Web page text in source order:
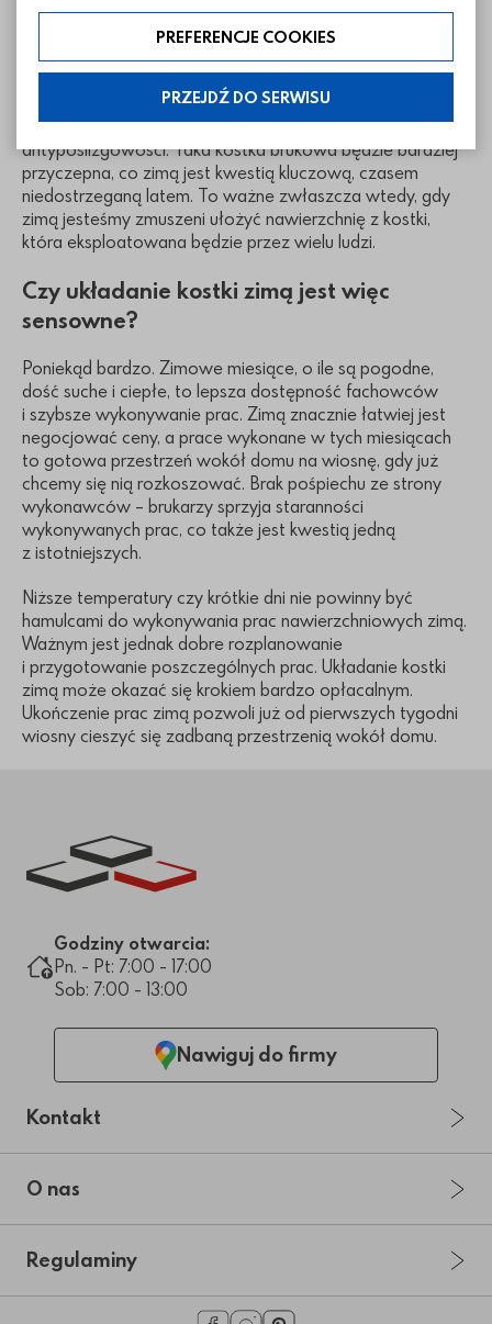
zakres klikając w „Preferencje cookies”. W każdej chwili
możesz modyfikować udzielone zgody w zakładce:
informacje i regulaminy — ustawienia cookies.
PREFERENCJE COOKIES
PRZEJDŹ DO SERWISU
uszczelniaczy i powłok zabezpieczających nawierzchnię.
Tego typu preparaty zwiększają mrozoodporność
nawierzchni.
Jeśli decydujesz się na układanie kostki brukowej zimą,
dobrze jest wybrać materiał o wysokim stopniu
antypoślizgowości. Taka kostka brukowa będzie bardziej
przyczepna, co zimą jest kwestią kluczową, czasem
niedostrzeganą latem. To ważne zwłaszcza wtedy, gdy
zimą jesteśmy zmuszeni ułożyć nawierzchnię z kostki,
która eksploatowana będzie przez wielu ludzi.
Czy układanie kostki zimą jest więc
sensowne?
Poniekąd bardzo. Zimowe miesiące, o ile są pogodne,
dość suche i ciepłe, to lepsza dostępność fachowców
i szybsze wykonywanie prac. Zimą znacznie łatwiej jest
negocjować ceny, a prace wykonane w tych miesiącach
to gotowa przestrzeń wokół domu na wiosnę, gdy już
chcemy się nią rozkoszować. Brak pośpiechu ze strony
wykonawców – brukarzy sprzyja staranności
wykonywanych prac, co także jest kwestią jedną
z istotniejszych.
Niższe temperatury czy krótkie dni nie powinny być
hamulcami do wykonywania prac nawierzchniowych zimą.
Ważnym jest jednak dobre rozplanowanie
i przygotowanie poszczególnych prac. Układanie kostki
zimą może okazać się krokiem bardzo opłacalnym.
Ukończenie prac zimą pozwoli już od pierwszych tygodni
wiosny cieszyć się zadbaną przestrzenią wokół domu.
Link do strony głównej
Godziny otwarcia:
Pn. - Pt: 7:00 - 17:00
Sob: 7:00 - 13:00
Nawiguj do firmy
Kontakt
O nas
Regulaminy